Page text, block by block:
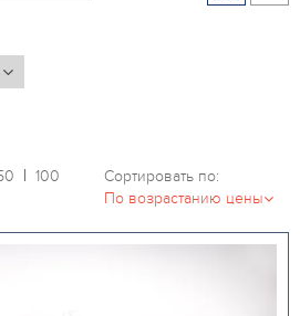
100 Сортировать по: